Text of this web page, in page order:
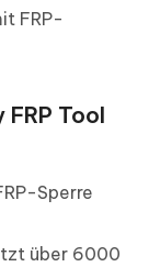
FRP-
Tool
Sperre
über 6000